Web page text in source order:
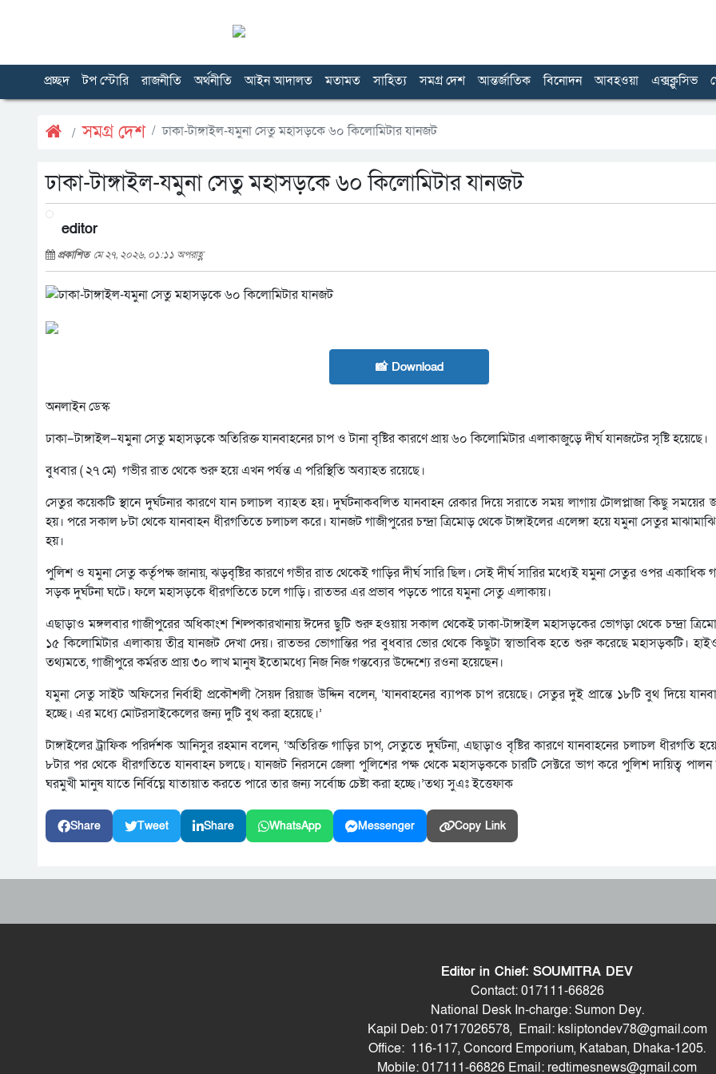
প্রচ্ছদ টপ স্টোরি রাজনীতি অর্থনীতি আইন আদালত মতামত সাহিত্য সমগ্র দেশ আন্তর্জাতিক বিনোদন আবহওয়া এক্সক্লুসিভ
সমগ্র দেশ ঢাকা-টাঙ্গাইল-যমুনা সেতু মহাসড়কে ৬০ কিলোমিটার যানজট
ঢাকা-টাঙ্গাইল-যমুনা সেতু মহাসড়কে ৬০ কিলোমিটার যানজট
editor
প্রকাশিত মে ২৭, ২০২৬, ০১:১১ অপরাহ্ণ
📸 Download
অনলাইন ডেস্ক
ঢাকা–টাঙ্গাইল–যমুনা সেতু মহাসড়কে অতিরিক্ত যানবাহনের চাপ ও টানা বৃষ্টির কারণে প্রায় ৬০ কিলোমিটার এলাকাজুড়ে দীর্ঘ যানজটের সৃষ্টি হয়েছে।
বুধবার ( ২৭ মে) গভীর রাত থেকে শুরু হয়ে এখন পর্যন্ত এ পরিস্থিতি অব্যাহত রয়েছে।
সেতুর কয়েকটি স্থানে দুর্ঘটনার কারণে যান চলাচল ব্যাহত হয়। দুর্ঘটনাকবলিত যানবাহন রেকার দিয়ে সরাতে সময় লাগায় টোলপ্লাজা কিছু সময়ের
হয়। পরে সকাল ৮টা থেকে যানবাহন ধীরগতিতে চলাচল করে। যানজট গাজীপুরের চন্দ্রা ত্রিমোড় থেকে টাঙ্গাইলের এলেঙ্গা হয়ে যমুনা সেতুর মাঝামাঝি
হয়।
পুলিশ ও যমুনা সেতু কর্তৃপক্ষ জানায়, ঝড়বৃষ্টির কারণে গভীর রাত থেকেই গাড়ির দীর্ঘ সারি ছিল। সেই দীর্ঘ সারির মধ্যেই যমুনা সেতুর ওপর একাধিক
সড়ক দুর্ঘটনা ঘটে। ফলে মহাসড়কে ধীরগতিতে চলে গাড়ি। রাতভর এর প্রভাব পড়তে পারে যমুনা সেতু এলাকায়।
এছাড়াও মঙ্গলবার গাজীপুরের অধিকাংশ শিল্পকারখানায় ঈদের ছুটি শুরু হওয়ায় সকাল থেকেই ঢাকা-টাঙ্গাইল মহাসড়কের ভোগড়া থেকে চন্দ্রা
১৫ কিলোমিটার এলাকায় তীব্র যানজট দেখা দেয়। রাতভর ভোগান্তির পর বুধবার ভোর থেকে কিছুটা স্বাভাবিক হতে শুরু করেছে মহাসড়কটি।
তথ্যমতে, গাজীপুরে কর্মরত প্রায় ৩০ লাখ মানুষ ইতোমধ্যে নিজ নিজ গন্তব্যের উদ্দেশ্যে রওনা হয়েছেন।
যমুনা সেতু সাইট অফিসের নির্বাহী প্রকৌশলী সৈয়দ রিয়াজ উদ্দিন বলেন, ‘যানবাহনের ব্যাপক চাপ রয়েছে। সেতুর দুই প্রান্তে ১৮টি বুথ দিয়ে
হচ্ছে। এর মধ্যে মোটরসাইকেলের জন্য দুটি বুথ করা হয়েছে।’
টাঙ্গাইলের ট্রাফিক পরির্দশক আনিসুর রহমান বলেন, ‘অতিরিক্ত গাড়ির চাপ, সেতুতে দুর্ঘটনা, এছাড়াও বৃষ্টির কারণে যানবাহনের চলাচল ধীরগতি
৮টার পর থেকে ধীরগতিতে যানবাহন চলছে। যানজট নিরসনে জেলা পুলিশের পক্ষ থেকে মহাসড়ককে চারটি সেক্টরে ভাগ করে পুলিশ দায়িত্ব
ঘরমুখী মানুষ যাতে নির্বিঘ্নে যাতায়াত করতে পারে তার জন্য সর্বোচ্চ চেষ্টা করা হচ্ছে।’তথ্য সুএঃ ইত্তেফাক
Share Tweet Share WhatsApp Messenger Copy Link
Editor in Chief: SOUMITRA DEV
Contact: 017111-66826
National Desk In-charge: Sumon Dey.
Kapil Deb: 01717026578, Email: ksliptondev78@gmail.com
Office: 116-117, Concord Emporium, Kataban, Dhaka-1205.
Mobile: 017111-66826 Email: redtimesnews@gmail.com